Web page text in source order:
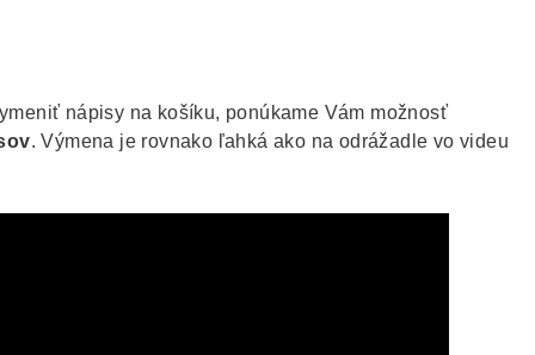
nápisy na košíku, ponúkame Vám možnosť
. Výmena je rovnako ľahká ako na odrážadle vo videu